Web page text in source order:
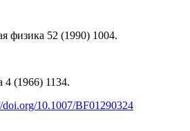
физика 52 (1990) 1004.
(1966) 1134.
doi.org/10.1007/BF01290324